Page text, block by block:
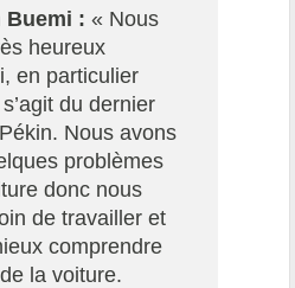
Buemi : « Nous
heureux
en particulier
du dernier
Nous avons
problèmes
donc nous
de travailler et
comprendre
la voiture.